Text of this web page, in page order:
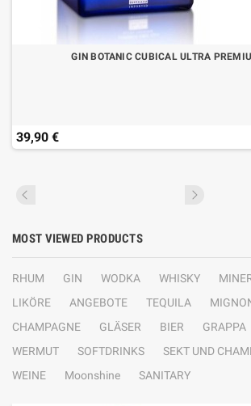
GIN BOTANIC CUBICAL ULTRA
39,90 €
MOST VIEWED PRODUCTS
RHUM GIN WODKA WHISKY
LIKÖRE
ANGEBOTE TEQUILA
CHAMPAGNE
GLÄSER BIER GRAPPA
WERMUT
SOFTDRINKS
SEKT UND
WEINE
Moonshine SANITARY